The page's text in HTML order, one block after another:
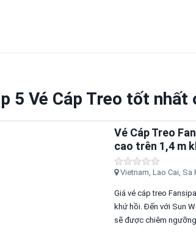
5 Vé Cáp Treo tốt nhất
Vé Cáp Treo
cao trên 1,4 m
Vietnam, Lao Cai, Sa
Giá vé cáp treo
khứ hồi. Đến với Sun
sẽ được chiêm